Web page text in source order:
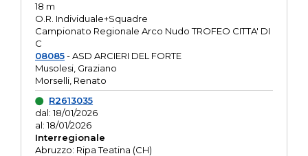
18 m
O.R. Individuale+Squadre
Campionato Regionale Arco Nudo TROFEO CITTA' DI
C
08085- ASD ARCIERI DEL FORTE
Musolesi, Graziano
Morselli, Renato
R2613035
dal: 18/01/2026
al: 18/01/2026
Interregionale
Abruzzo: Ripa Teatina (CH)